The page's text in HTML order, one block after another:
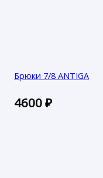
Брюки 7/8 ANTIGA
4600₽